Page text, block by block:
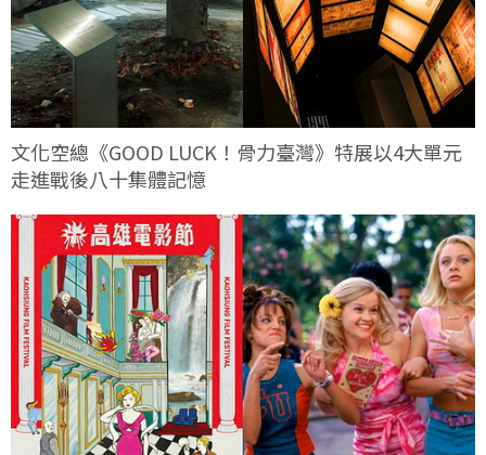
文化空總《GOOD LUCK！骨力臺灣》特展以4大單元
走進戰後八十集體記憶